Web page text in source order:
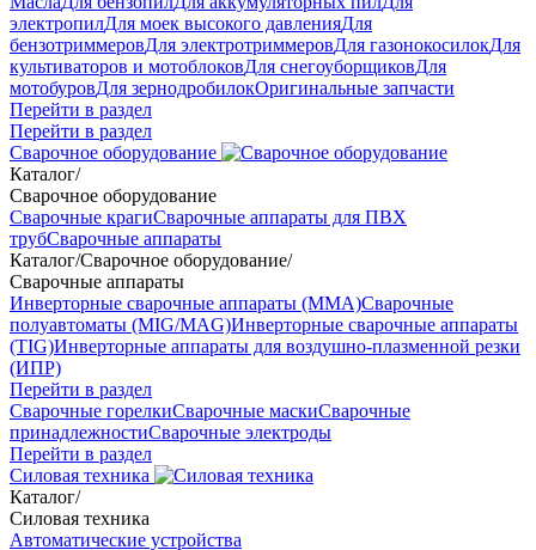
электропилДля моек высокого давленияДля
бензотриммеровДля электротриммеровДля газонокосилокДля
культиваторов и мотоблоковДля снегоуборщиковДля
мотобуровДля зернодробилокОригинальные запчасти
Перейти в раздел
Перейти в раздел
Сварочное оборудование
Каталог/
Сварочное оборудование
Сварочные крагиСварочные аппараты для ПВХ
трубСварочные аппараты
Каталог/Сварочное оборудование/
Сварочные аппараты
Инверторные сварочные аппараты (ММА)Сварочные
полуавтоматы (MIG/MAG)Инверторные сварочные аппараты
(TIG)Инверторные аппараты для воздушно-плазменной резки
(ИПР)
Перейти в раздел
Сварочные горелкиСварочные маскиСварочные
принадлежностиСварочные электроды
Перейти в раздел
Силовая техника
Каталог/
Силовая техника
Автоматические устройства